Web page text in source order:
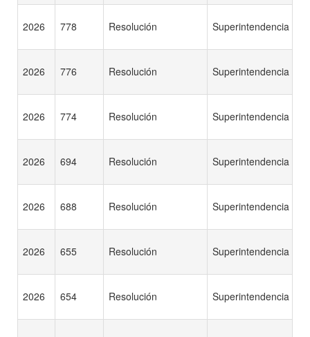
2026 778 Resolución Superintendencia
2026 776 Resolución Superintendencia
2026 774 Resolución Superintendencia
2026 694 Resolución Superintendencia
2026 688 Resolución Superintendencia
2026 655 Resolución Superintendencia
2026 654 Resolución Superintendencia